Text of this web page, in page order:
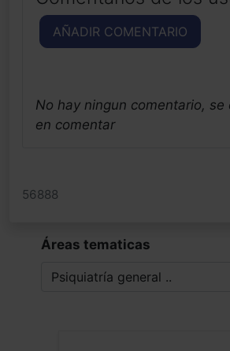
AÑADIR COMENTARIO
No hay ningun comentario, se
en comentar
56888
Áreas tematicas